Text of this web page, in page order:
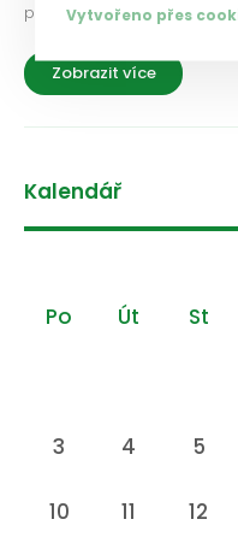
problémy a možnosti
Zobrazit více
Kalendář
Po Út St
3 4 5
10 11 12
Vytvořeno přes